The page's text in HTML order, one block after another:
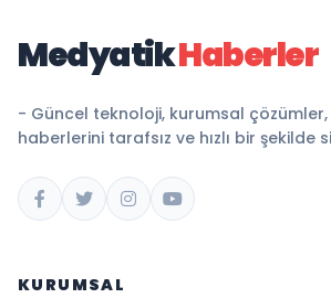
MedyatikHaberler
- Güncel teknoloji, kurumsal
haberlerini tarafsız ve hızlı bir şekilde
KURUMSAL